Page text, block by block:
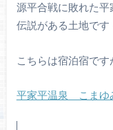
源平合戦に敗れた平
伝説がある土地です
こちらは宿泊宿です
平家平温泉 こまゆ